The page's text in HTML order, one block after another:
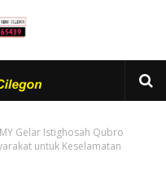
Gelar Istighosah Qubro
untuk Keselamatan